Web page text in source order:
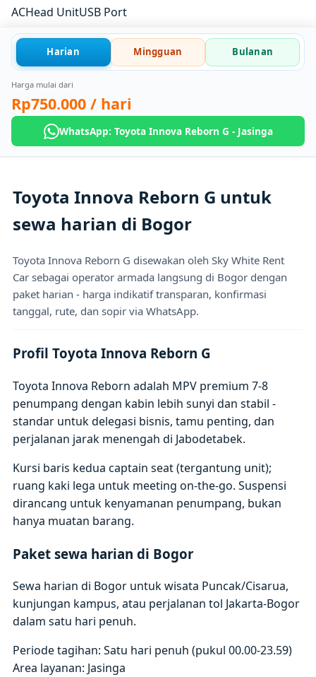
ACHead UnitUSB Port
Harian Mingguan Bulanan
Harga mulai dari
Rp750.000 / hari
WhatsApp: Toyota Innova Reborn G - Jasinga
Toyota Innova Reborn G untuk
sewa harian di Bogor
Toyota Innova Reborn G disewakan oleh Sky White Rent
Car sebagai operator armada langsung di Bogor dengan
paket harian - harga indikatif transparan, konfirmasi
tanggal, rute, dan sopir via WhatsApp.
Profil Toyota Innova Reborn G
Toyota Innova Reborn adalah MPV premium 7-8
penumpang dengan kabin lebih sunyi dan stabil -
standar untuk delegasi bisnis, tamu penting, dan
perjalanan jarak menengah di Jabodetabek.
Kursi baris kedua captain seat (tergantung unit);
ruang kaki lega untuk meeting on-the-go. Suspensi
dirancang untuk kenyamanan penumpang, bukan
hanya muatan barang.
Paket sewa harian di Bogor
Sewa harian di Bogor untuk wisata Puncak/Cisarua,
kunjungan kampus, atau perjalanan tol Jakarta-Bogor
dalam satu hari penuh.
Periode tagihan: Satu hari penuh (pukul 00.00-23.59)
Area layanan: Jasinga